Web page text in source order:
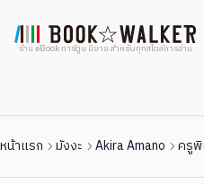
ร้าน eBook การ์ตูน นิยาย สำหรับทุกสไตล์การอ่าน
หน้าแรก มังงะ Akira Amano ครูพิ